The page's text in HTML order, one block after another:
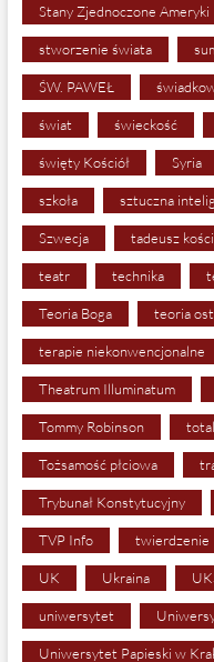
Stany Zjednoczone Ameryki
stworzenie świata
ŚW. PAWEŁ
świat świeckość
święty Kościół Syria
szkoła sztuczna
Szwecja tadeusz
teatr technika
Teoria Boga teoria
terapie niekonwencjonalne
Theatrum Illuminatum
Tommy Robinson
Tożsamość płciowa
Trybunał Konstytucyjny
TVP Info twierdzenie
UK Ukraina
uniwersytet
Uniwersytet Papieski w